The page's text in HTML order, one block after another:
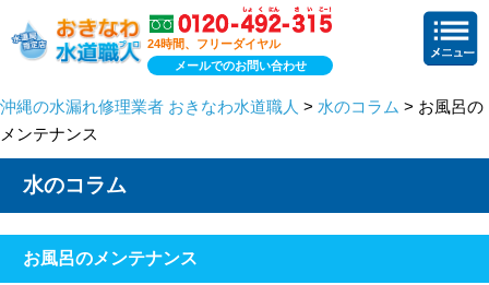
24時間、フリーダイヤル
メールでのお問い合わせ
沖縄の水漏れ修理業者 おきなわ水道職人 > 水のコラム > お風呂の
メンテナンス
水のコラム
お風呂のメンテナンス